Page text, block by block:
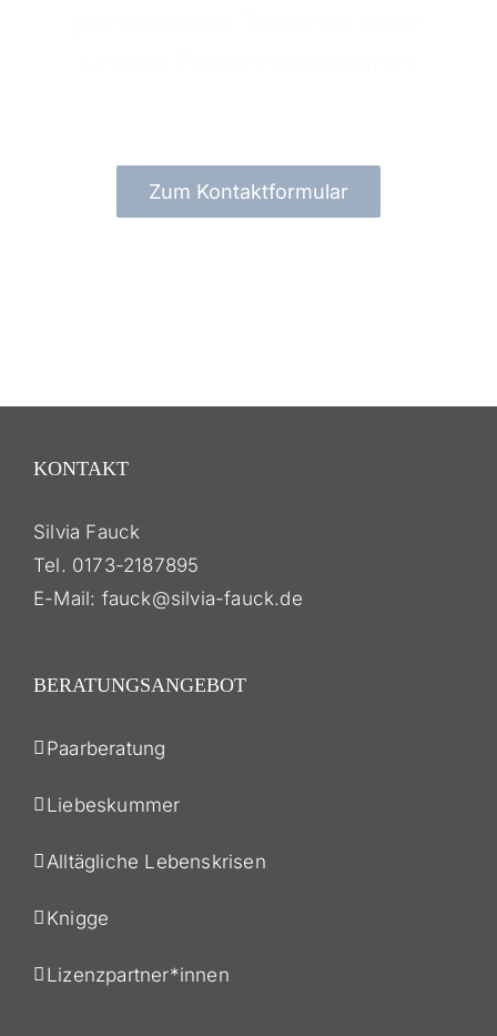
Zum Kontaktformular
KONTAKT
Silvia Fauck
Tel. 0173-2187895
E-Mail: fauck@silvia-fauck.de
BERATUNGSANGEBOT
Paarberatung
Liebeskummer
Alltägliche Lebenskrisen
Knigge
Lizenzpartner*innen